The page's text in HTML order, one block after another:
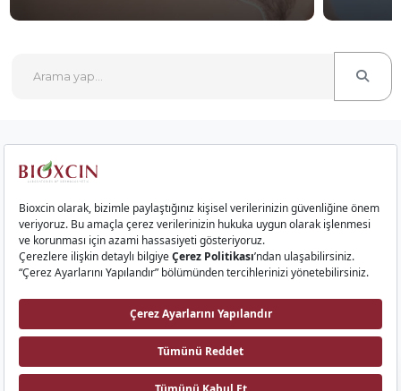
Kurumsal
Cilt Ürünleri
Gıda Takviyeleri